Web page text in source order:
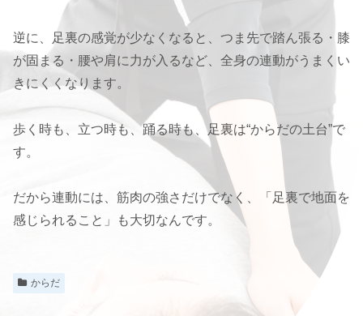
逆に、足裏の感覚が少なくなると、つま先で踏ん張る・膝
が固まる・腰や肩に力が入るなど、全身の連動がうまくい
きにくくなります。
歩く時も、立つ時も、踊る時も、足裏は“からだの土台”で
す。
だから連動には、筋肉の強さだけでなく、「足裏で地面を
感じられること」も大切なんです。
からだ